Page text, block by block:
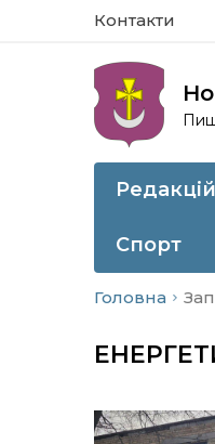
Контакти
Спорт
Головна